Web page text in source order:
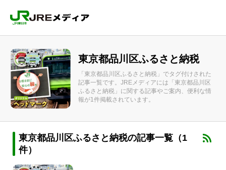
東京都品川区ふるさと納税
「東京都品川区ふるさと納税」でタグ付けされた
記事一覧です。JREメディアには「東京都品川区
ふるさと納税」に関する記事やご案内、便利な情
報が1件掲載されています。
東京都品川区ふるさと納税の記事一覧（1
件）